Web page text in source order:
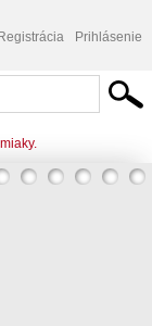
Prihlásenie